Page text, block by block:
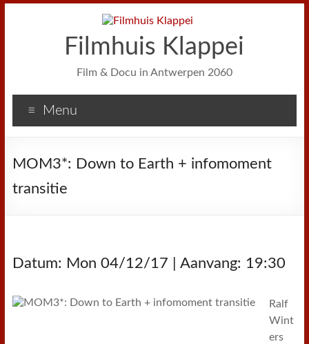
Filmhuis Klappei
Film & Docu in Antwerpen 2060
Menu
MOM3*: Down to Earth + infomoment
transitie
Datum: Mon 04/12/17 | Aanvang: 19:30
Ralf
Wint
ers